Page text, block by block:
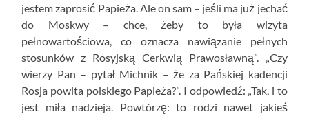
jestem zaprosić Papieża. Ale on sam – jeśli ma już jechać
do Moskwy – chce, żeby to była wizyta
pełnowartościowa, co oznacza nawiązanie pełnych
stosunków z Rosyjską Cerkwią Prawosławną”. „Czy
wierzy Pan – pytał Michnik – że za Pańskiej kadencji
Rosja powita polskiego Papieża?”. I odpowiedź: „Tak, i to
jest miła nadzieja. Powtórzę: to rodzi nawet jakieś